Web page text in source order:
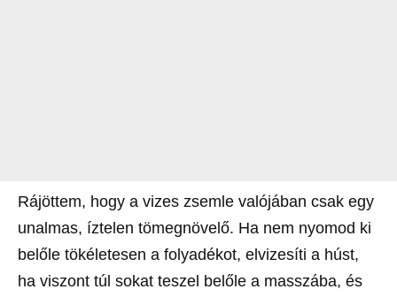
Rájöttem, hogy a vizes zsemle valójában csak egy
unalmas, íztelen tömegnövelő. Ha nem nyomod ki
belőle tökéletesen a folyadékot, elvizesíti a húst,
ha viszont túl sokat teszel belőle a masszába, és